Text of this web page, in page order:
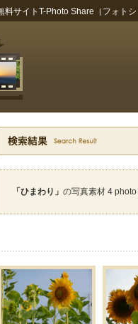
サイトT-Photo Share（フォト
「ひまわり」 の写真素材 4